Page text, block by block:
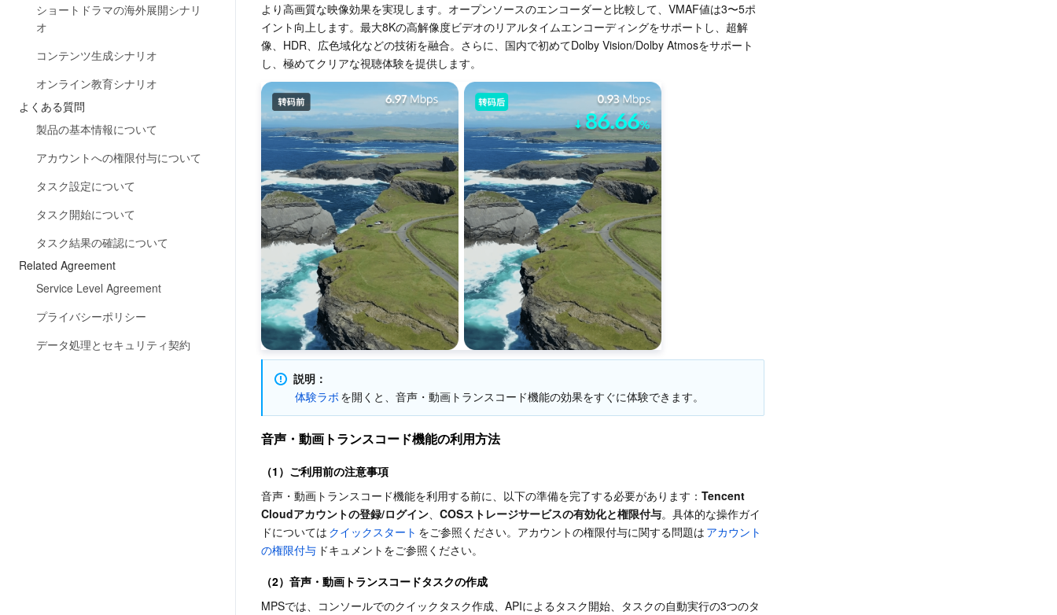
ショートドラマの海外展開シナリ
オ
コンテンツ生成シナリオ
オンライン教育シナリオ
よくある質問
製品の基本情報について
アカウントへの権限付与について
タスク設定について
タスク開始について
タスク結果の確認について
Related Agreement
Service Level Agreement
プライバシーポリシー
データ処理とセキュリティ契約
より高画質な映像効果を実現します。オープンソースのエンコーダーと比較して、VMAF値は3〜5ポ
イント向上します。最大8Kの高解像度ビデオのリアルタイムエンコーディングをサポートし、超解
像、HDR、広色域化などの技術を融合。さらに、国内で初めてDolby Vision/Dolby Atmosをサポート
し、極めてクリアな視聴体験を提供します。
説明：
体験ラボ を開くと、音声・動画トランスコード機能の効果をすぐに体験できます。
音声・動画トランスコード機能の利用方法
（1）ご利用前の注意事項
音声・動画トランスコード機能を利用する前に、以下の準備を完了する必要があります： Tencent
Cloudアカウントの登録/ログイン、 COSストレージサービスの有効化と権限付与。具体的な操作ガイ
ドについては クイックスタート をご参照ください。アカウントの権限付与に関する問題は アカウント
の権限付与 ドキュメントをご参照ください。
（2）音声・動画トランスコードタスクの作成
MPSでは、コンソールでのクイックタスク作成、APIによるタスク開始、タスクの自動実行の3つのタ